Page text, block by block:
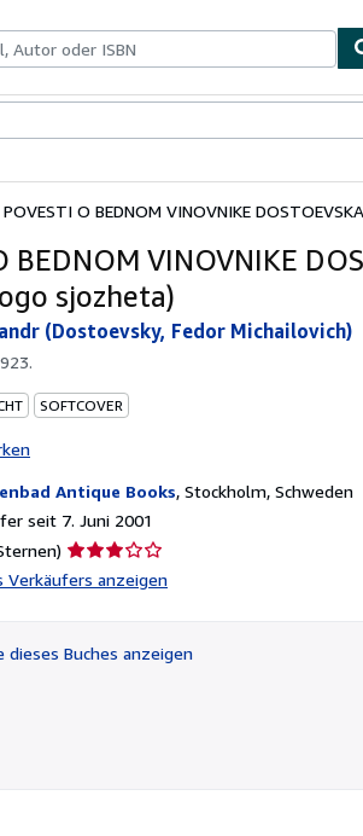
POVESTI O BEDNOM VINOVNIKE
BEDNOM VINOVNIKE
sjozheta)
(Dostoevsky, Fedor Michailovich)
SOFTCOVER
Antique Books, Stockholm, Schweden
seit 7. Juni 2001
Verkäuferbewertung
3
Sternen
Verkäufers anzeigen
dieses Buches anzeigen